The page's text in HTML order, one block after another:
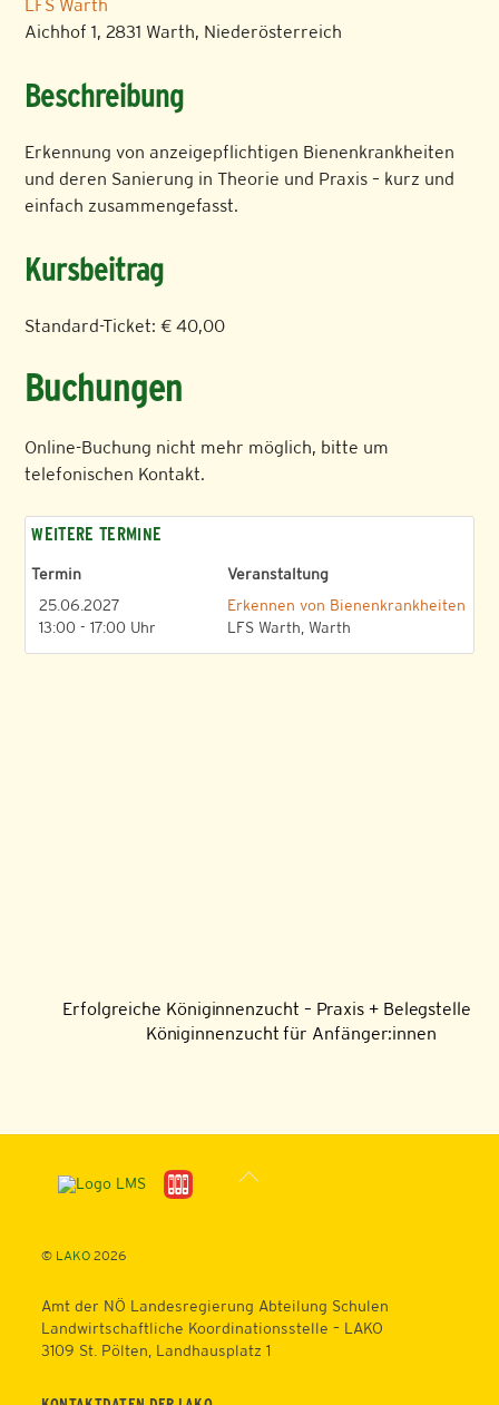
LFS Warth
Aichhof 1, 2831 Warth, Niederösterreich
Beschreibung
Erkennung von anzeigepflichtigen Bienenkrankheiten
und deren Sanierung in Theorie und Praxis – kurz und
einfach zusammengefasst.
Kursbeitrag
Standard-Ticket: € 40,00
Buchungen
Online-Buchung nicht mehr möglich, bitte um
telefonischen Kontakt.
WEITERE TERMINE
Termin
Veranstaltung
25.06.2027
13:00 - 17:00 Uhr
Erkennen von Bienenkrankheiten
LFS Warth, Warth
Erfolgreiche Königinnenzucht – Praxis + Belegstelle
Königinnenzucht für Anfänger:innen
Back
© LAKO2026
Amt der NÖ Landesregierung Abteilung Schulen
Landwirtschaftliche Koordinationsstelle – LAKO
3109 St. Pölten, Landhausplatz 1